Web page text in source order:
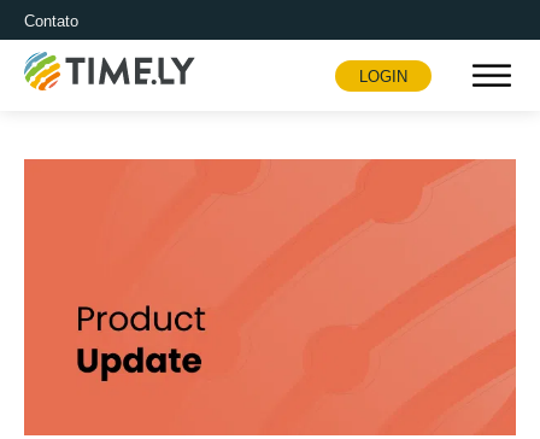
Contato
Timely
LOGIN